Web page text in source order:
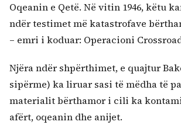
Oqeanin e Qetë. Në vitin 1946, këtu
ndër testimet më katastrofave
– emri i koduar: Operacioni
Njëra ndër shpërthimet, e quajtur
sipërme) ka liruar sasi të mëdha të
materialit bërthamor i cili ka
afërt, oqeanin dhe anijet.